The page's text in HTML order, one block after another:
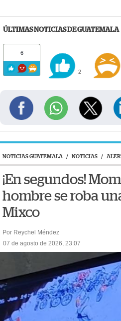
ÚLTIMAS NOTICIAS DE GUATEMALA
6
2
NOTICIAS GUATEMALA / NOTICIAS /
¡En segundos!
hombre se roba
Mixco
Por Reychel Méndez
07 de agosto de 2026, 23:07